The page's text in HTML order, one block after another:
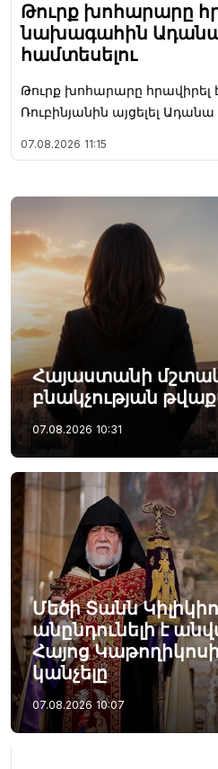
Թուրք խոհարարը
նախագահին
համտեսելու
Թուրք խոհարարը
Ռուբինյանին այցելել
07.08.2026 11:15
Հայաստանի
բնակչության
07.08.2026 10:31
Մեծի Տանն
անընդունելի է
Հայոց
կանչելը
07.08.2026 10:07